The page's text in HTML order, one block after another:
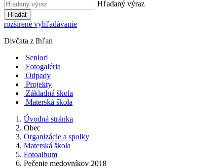
Hľadaný výraz
Hľadať
rozšírené vyhľadávanie
Divčata z Ihľan
Seniori
Fotogaléria
Odpady
Projekty
Základná škola
Materská škola
Úvodná stránka
Obec
Organizácie a spolky
Materská škola
Fotoalbum
Pečenie medovníkov 2018